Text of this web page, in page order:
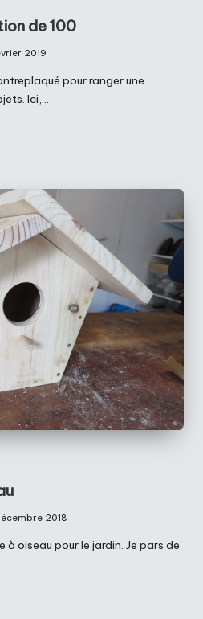
de 100
2019
pour ranger une
Ici,…
2018
oiseau pour le jardin. Je pars de